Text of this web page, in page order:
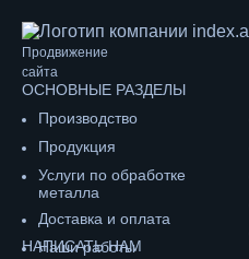
Продвижение
сайта
ОСНОВНЫЕ РАЗДЕЛЫ
Производство
Продукция
Услуги по обработке
металла
Доставка и оплата
Наши работы
НАПИСАТЬ НАМ